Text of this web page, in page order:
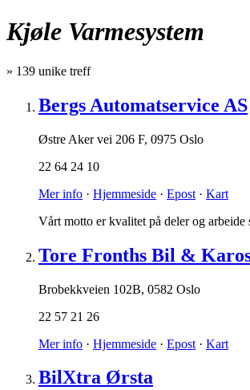
Kjøle Varmesystem
» 139 unike treff
Bergs Automatservice AS
Østre Aker vei 206 F, 0975 Oslo
22 64 24 10
Mer info · Hjemmeside · Epost · Kart
Vårt motto er kvalitet på deler og
Tore Fronths Bil &
Brobekkveien 102B, 0582 Oslo
22 57 21 26
Mer info · Hjemmeside · Epost · Kart
BilXtra Ørsta